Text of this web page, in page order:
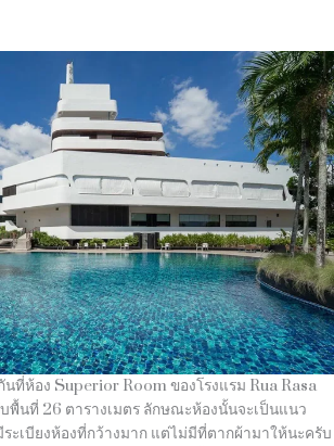
นที่ห้อง Superior Room ของโรงแรม Rua Rasa
พื้นที่ 26 ตารางเมตร ลักษณะห้องนั้นจะเป็นแนว
ะเบียงห้องที่กว้างมาก แต่ไม่มีที่ตากผ้ามาให้นะครับ